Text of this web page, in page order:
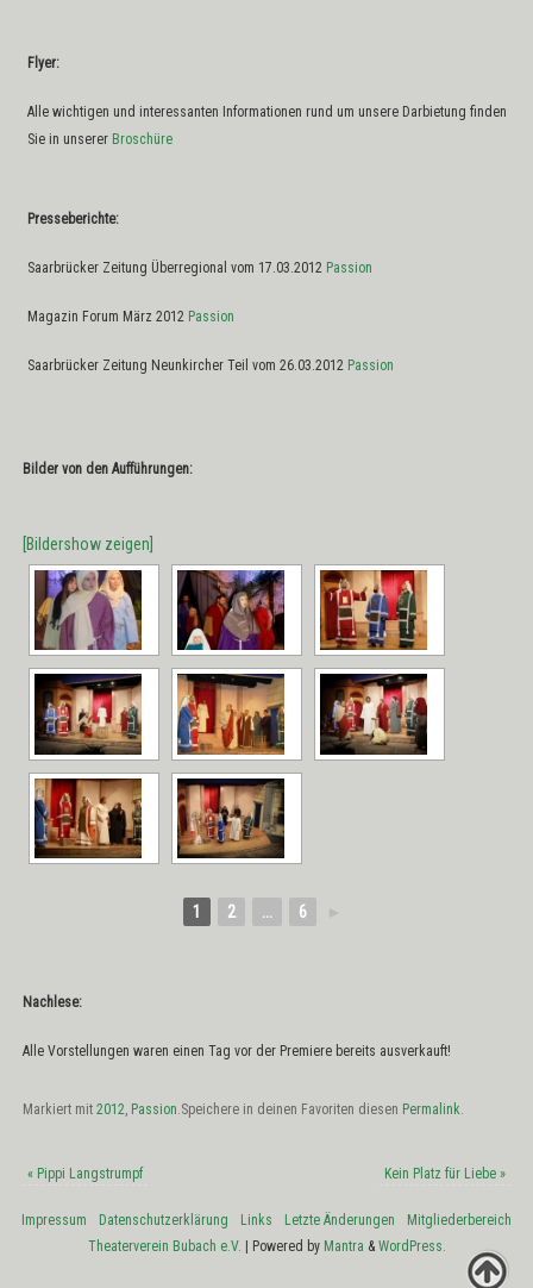
Flyer:
Alle wichtigen und interessanten Informationen rund um unsere Darbietung finden
Sie in unserer Broschüre
Presseberichte:
Saarbrücker Zeitung Überregional vom 17.03.2012 Passion
Magazin Forum März 2012 Passion
Saarbrücker Zeitung Neunkircher Teil vom 26.03.2012 Passion
Bilder von den Aufführungen:
[Bildershow zeigen]
1 2 ... 6
Nachlese:
Alle Vorstellungen waren einen Tag vor der Premiere bereits ausverkauft!
Markiert mit 2012, Passion.Speichere in deinen Favoriten diesen Permalink.
«Pippi Langstrumpf Kein Platz für Liebe»
Impressum Datenschutzerklärung Links Letzte Änderungen
Mitgliederbereich
Theaterverein Bubach e.V. | Powered by Mantra & WordPress.